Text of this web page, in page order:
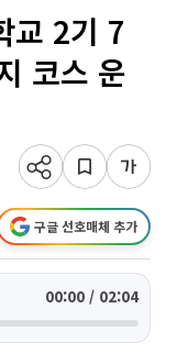
교 2기 7
코스 운
구글 선호매체 추가
00:00 / 02:04